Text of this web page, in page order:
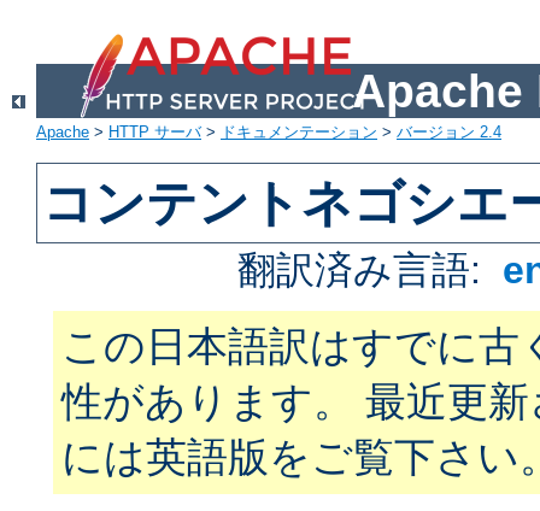
Apache
Apache > HTTP サーバ> ドキュメンテーション > バージョン 2.4
コンテントネゴシエ
翻訳済み言語:
この日本語訳はすでに古
性があります。 最近更
には英語版をご覧下さい